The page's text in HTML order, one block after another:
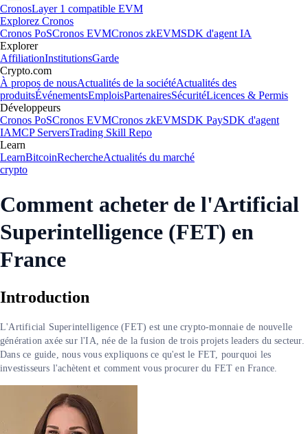
CronosLayer 1 compatible EVM
Explorez Cronos
Cronos PoSCronos EVMCronos zkEVMSDK d'agent IA
Explorer
AffiliationInstitutionsGarde
Crypto.com
À propos de nousActualités de la sociétéActualités des
produitsÉvénementsEmploisPartenairesSécuritéLicences & Permis
Développeurs
Cronos PoSCronos EVMCronos zkEVMSDK PaySDK d'agent
IAMCP ServersTrading Skill Repo
Learn
LearnBitcoinRechercheActualités du marché
crypto
Comment acheter de l'Artificial
Superintelligence (FET) en
France
Introduction
L'Artificial Superintelligence (FET) est une crypto-monnaie de nouvelle
génération axée sur l'IA, née de la fusion de trois projets leaders du secteur.
Dans ce guide, nous vous expliquons ce qu'est le FET, pourquoi les
investisseurs l'achètent et comment vous procurer du FET en France.